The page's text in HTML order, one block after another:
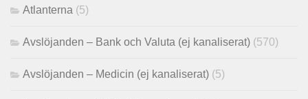
Atlanterna (5)
Avslöjanden – Bank och Valuta (ej kanaliserat) (570)
Avslöjanden – Medicin (ej kanaliserat) (5)